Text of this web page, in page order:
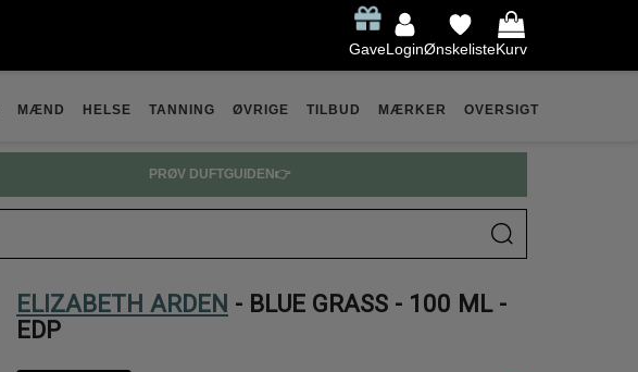
GaveLoginØnskelisteKurv
MÆND HELSE TANNING ØVRIGE TILBUD MÆRKER OVERSIGT
PRØV DUFTGUIDEN👉
ELIZABETH ARDEN - BLUE GRASS - 100 ML -
EDP